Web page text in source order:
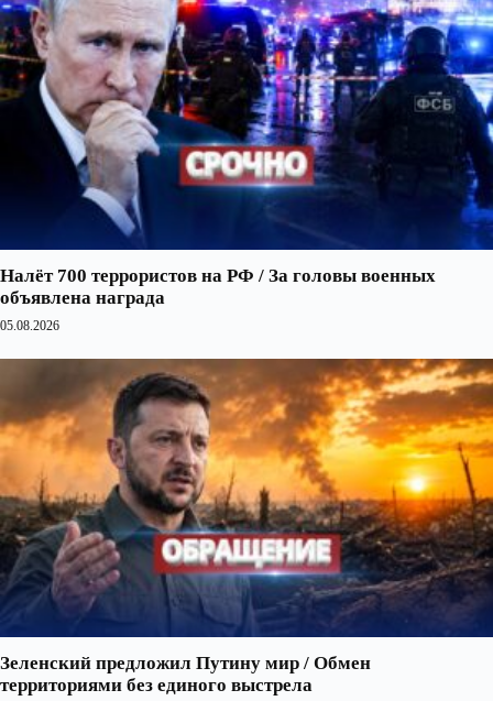
Налёт 700 террористов на РФ / За головы военных
объявлена награда
05.08.2026
Зеленский предложил Путину мир / Обмен
территориями без единого выстрела